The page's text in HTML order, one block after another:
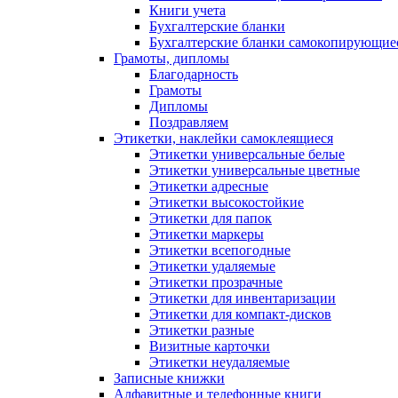
Книги учета
Бухгалтерские бланки
Бухгалтерские бланки
Грамоты, дипломы
Благодарность
Грамоты
Дипломы
Поздравляем
Этикетки, наклейки самоклеящиеся
Этикетки универсальные белые
Этикетки универсальные цветные
Этикетки адресные
Этикетки высокостойкие
Этикетки для папок
Этикетки маркеры
Этикетки всепогодные
Этикетки удаляемые
Этикетки прозрачные
Этикетки для инвентаризации
Этикетки для компакт-дисков
Этикетки разные
Визитные карточки
Этикетки неудаляемые
Записные книжки
Алфавитные и телефонные книги